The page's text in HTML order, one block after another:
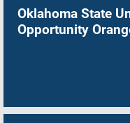
Oklahoma State
Opportunity